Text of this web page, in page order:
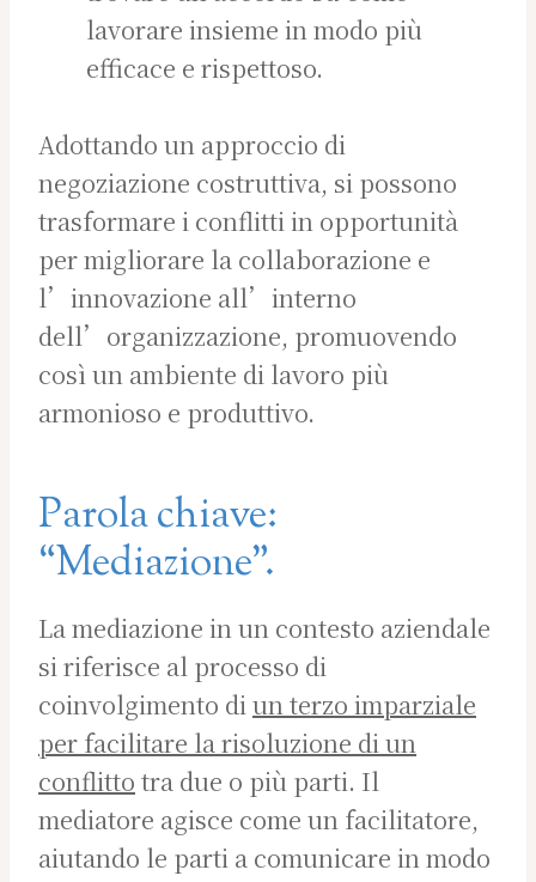
lavorare insieme in modo più
efficace e rispettoso.
Adottando un approccio di
negoziazione costruttiva, si possono
trasformare i conflitti in opportunità
per migliorare la collaborazione e
l’innovazione all’interno
dell’organizzazione, promuovendo
così un ambiente di lavoro più
armonioso e produttivo.
Parola chiave:
“Mediazione”.
La mediazione in un contesto aziendale
si riferisce al processo di
coinvolgimento diun terzo imparziale
per facilitare la risoluzione di un
conflitto tra due o più parti. Il
mediatore agisce come un facilitatore,
aiutando le parti a comunicare in modo